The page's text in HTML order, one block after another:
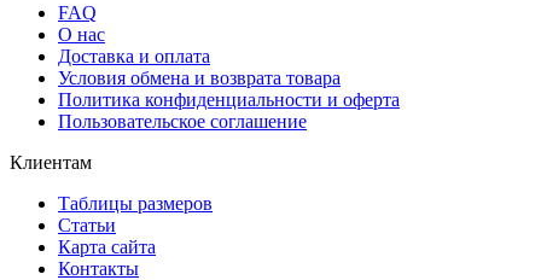
FAQ
О нас
Доставка и оплата
Условия обмена и возврата товара
Политика конфиденциальности и оферта
Пользовательское соглашение
Клиентам
Таблицы размеров
Статьи
Карта сайта
Контакты